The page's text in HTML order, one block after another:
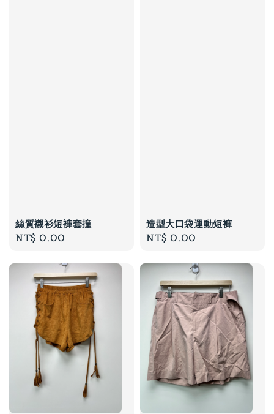
絲質襯衫短褲套撞
Regular
NT$ 0.00
造型大口袋運動短褲
Regular
NT$ 0.00